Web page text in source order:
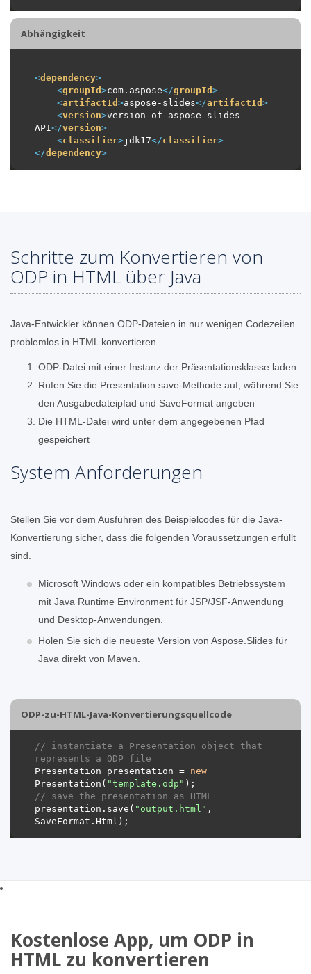
Abhängigkeit
<dependency>
<groupId >com.aspose</groupId >
<artifactId >aspose-slides</artifactId >
<version>version of aspose-slides
API</version>
<classifier>jdk17</classifier>
</dependency>
Schritte zum Konvertieren von
ODP in HTML über Java
Java-Entwickler können ODP-Dateien in nur wenigen Codezeilen
problemlos in HTML konvertieren.
ODP-Datei mit einer Instanz der Präsentationsklasse laden
Rufen Sie die Presentation.save-Methode auf, während Sie
den Ausgabedateipfad und SaveFormat angeben
Die HTML-Datei wird unter dem angegebenen Pfad
gespeichert
System Anforderungen
Stellen Sie vor dem Ausführen des Beispielcodes für die Java-
Konvertierung sicher, dass die folgenden Voraussetzungen erfüllt
sind.
Microsoft Windows oder ein kompatibles Betriebssystem
mit Java Runtime Environment für JSP/JSF-Anwendung
und Desktop-Anwendungen.
Holen Sie sich die neueste Version von Aspose.Slides für
Java direkt von Maven.
ODP-zu-HTML-Java-Konvertierungsquellcode
// instantiate a Presentation object that
represents a ODP file
Presentation presentation = new
Presentation( "template.odp"
// save the presentation as HTML
presentation.save( "output.html" ,
Kostenlose App, um ODP in
HTML zu konvertieren